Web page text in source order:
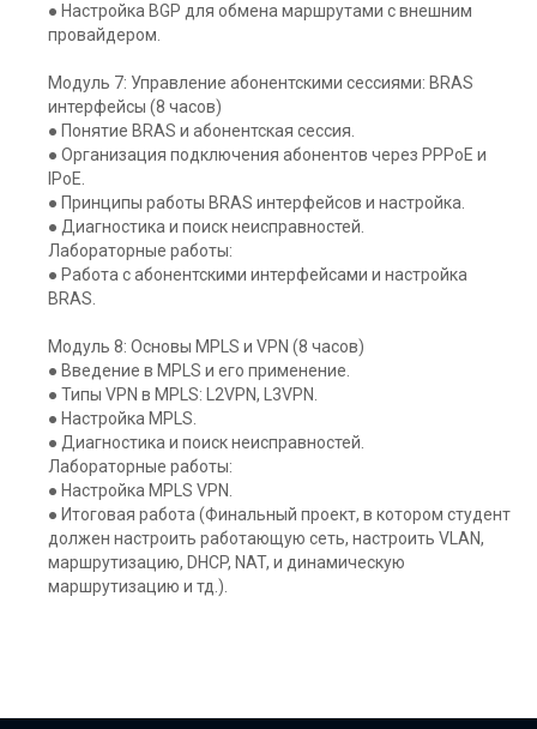
● Настройка BGP для обмена маршрутами с внешним
провайдером.
Модуль 7: Управление абонентскими сессиями: BRAS
интерфейсы (8 часов)
● Понятие BRAS и абонентская сессия.
● Организация подключения абонентов через PPPoE и
IPoE.
● Принципы работы BRAS интерфейсов и настройка.
● Диагностика и поиск неисправностей.
Лабораторные работы:
● Работа с абонентскими интерфейсами и настройка
BRAS.
Модуль 8: Основы MPLS и VPN (8 часов)
● Введение в MPLS и его применение.
● Типы VPN в MPLS: L2VPN, L3VPN.
● Настройка MPLS.
● Диагностика и поиск неисправностей.
Лабораторные работы:
● Настройка MPLS VPN.
● Итоговая работа (Финальный проект, в котором студент
должен настроить работающую сеть, настроить VLAN,
маршрутизацию, DHCP, NAT, и динамическую
маршрутизацию и тд.).